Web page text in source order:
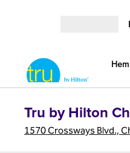
Hem
Tru by Hilton
1570 Crossways Blvd.,